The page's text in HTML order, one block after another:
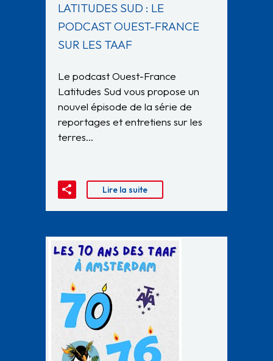
LATITUDES SUD : LE
PODCAST OUEST-FRANCE
SUR LES TAAF
Le podcast Ouest-France
Latitudes Sud vous propose un
nouvel épisode de la série de
reportages et entretiens sur les
terres…
Lire la suite